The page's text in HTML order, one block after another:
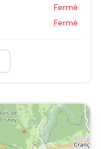
Fermé
Fermé